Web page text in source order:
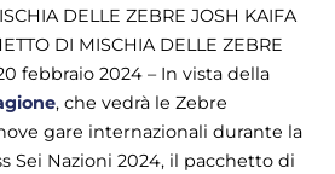
DELLE ZEBRE JOSH KAIFA
DI MISCHIA DELLE ZEBRE
febbraio 2024 – In vista della
, che vedrà le Zebre
gare internazionali durante la
Sei Nazioni 2024, il pacchetto di